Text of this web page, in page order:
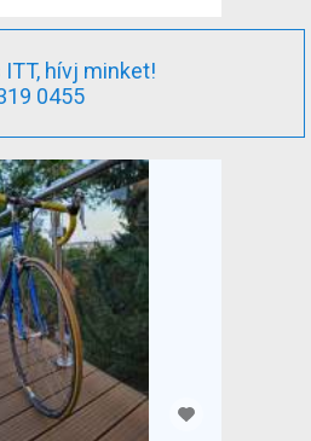
hívj minket!
0455